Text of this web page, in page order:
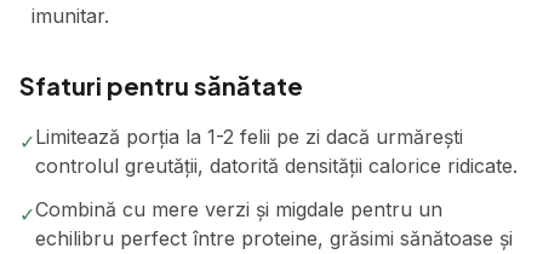
imunitar.
Sfaturi pentru sănătate
✓Limitează porția la 1-2 felii pe zi dacă urmărești
controlul greutății, datorită densității calorice ridicate.
✓Combină cu mere verzi și migdale pentru un
echilibru perfect între proteine, grăsimi sănătoase și